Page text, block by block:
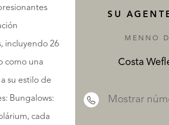
incluyendo 26
como una
su estilo de
Bungalows:
cada
SU
MENNO
Costa
Mostrar
REALTY